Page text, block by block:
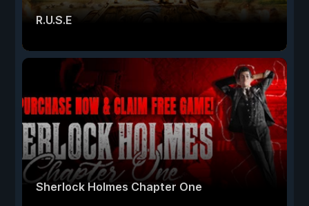
R.U.S.E
Sherlock Holmes Chapter One